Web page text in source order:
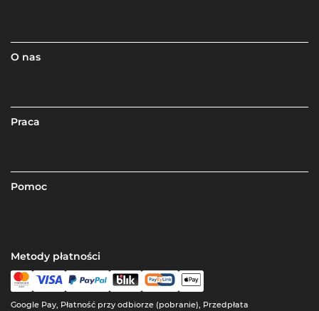
O nas
Praca
Pomoc
Metody płatności
Google Pay, Płatność przy odbiorze (pobranie), Przedpłata